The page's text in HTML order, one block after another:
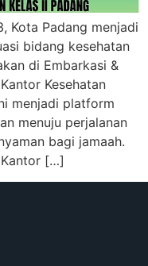
Kota Padang menjadi
bidang kesehatan
di Embarkasi &
Kesehatan
menjadi platform
menuju perjalanan
bagi jamaah.
[…]